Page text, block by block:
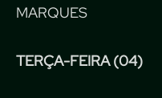
MARQUES
TERÇA-FEIRA (04)